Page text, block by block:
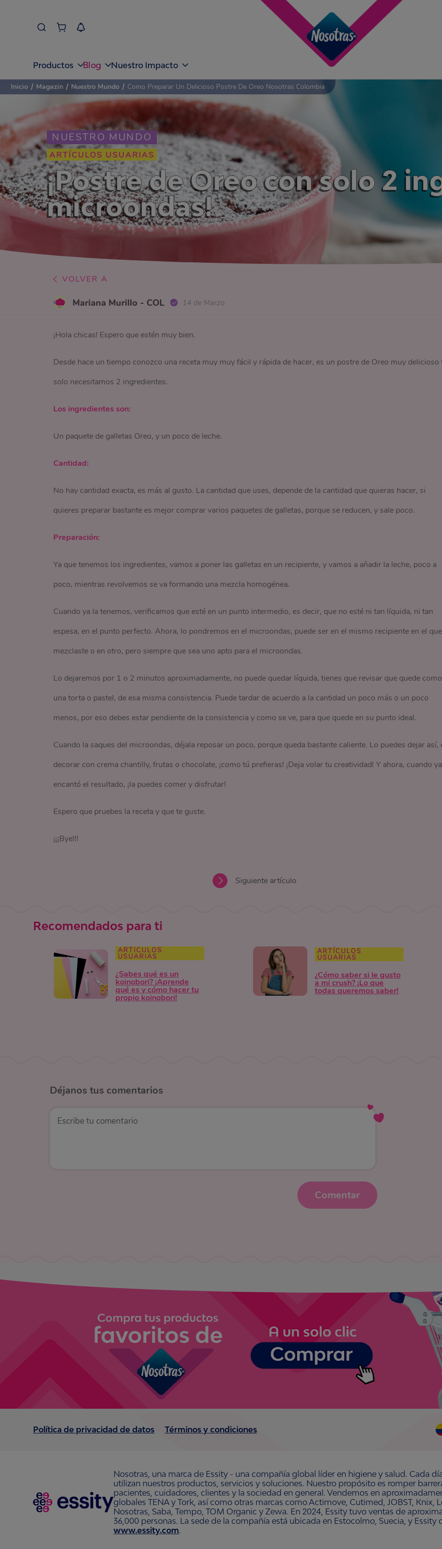
Productos Blog Nuestro Impacto
NUESTRO MUNDO
ARTÍCULOS USUARIAS
¡Postre de Oreo con solo 2
microondas!
Inicio / Magazin / Nuestro Mundo / Como Preparar Un Delicioso Postre De Oreo Nosotras Colombia
VOLVER A
Mariana Murillo - COL 14 de Marzo
¡Hola chicas! Espero que estén muy bien.
Desde hace un tiempo conozco una receta muy muy fácil y rápida de hacer, es un postre de Oreo muy delicioso
solo necesitamos 2 ingredientes.
Los ingredientes son:
Un paquete de galletas Oreo, y un poco de leche.
Cantidad:
No hay cantidad exacta, es más al gusto. La cantidad que uses, depende de la cantidad que quieras hacer, si
quieres preparar bastante es mejor comprar varios paquetes de galletas, porque se reducen, y sale poco.
Preparación:
Ya que tenemos los ingredientes, vamos a poner las galletas en un recipiente, y vamos a añadir la leche, poco a
poco, mientras revolvemos se va formando una mezcla homogénea.
Cuando ya la tenemos, verificamos que esté en un punto intermedio, es decir, que no esté ni tan líquida, ni tan
espesa, en el punto perfecto. Ahora, lo pondremos en el microondas, puede ser en el mismo recipiente en el
mezclaste o en otro, pero siempre que sea uno apto para el microondas.
Lo dejaremos por 1 o 2 minutos aproximadamente, no puede quedar líquida, tienes que revisar que quede como
una torta o pastel, de esa misma consistencia. Puede tardar de acuerdo a la cantidad un poco más o un poco
menos, por eso debes estar pendiente de la consistencia y como se ve, para que quede en su punto ideal.
Cuando la saques del microondas, déjala reposar un poco, porque queda bastante caliente. Lo puedes dejar así,
decorar con crema chantilly, frutas o chocolate, ¡como tú prefieras! ¡Deja volar tu creatividad! Y ahora, cuando
encantó el resultado, ¡la puedes comer y disfrutar!
Espero que pruebes la receta y que te guste.
¡¡¡Bye!!!
Siguiente artículo
Recomendados para ti
ARTÍCULOS
USUARIAS
¿Sabes qué es un
koinobori? ¡Aprende
qué es y cómo hacer tu
propio koinobori!
ARTÍCULOS
USUARIAS
¿Cómo saber si le gusto
a mi crush? ¡Lo que
todas queremos saber!
Déjanos tus comentarios
Comentar
Política de privacidad de datos Términos y condiciones
Nosotras, una marca de Essity - una compañía global líder en higiene y salud. Cada
utilizan nuestros productos, servicios y soluciones. Nuestro propósito es romper
pacientes, cuidadores, clientes y la sociedad en general. Vendemos en
globales TENA y Tork, así como otras marcas como Actimove, Cutimed, JOBST, Knix,
Nosotras, Saba, Tempo, TOM Organic y Zewa. En 2024, Essity tuvo ventas de
36,000 personas. La sede de la compañía está ubicada en Estocolmo, Suecia, y
www.essity.com.